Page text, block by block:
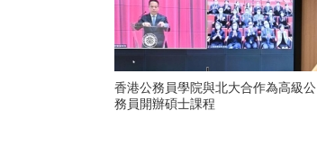
香港公務員學院與北大合作為高級公
務員開辦碩士課程